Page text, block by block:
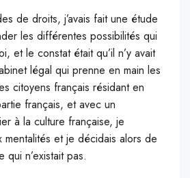
de droits, j’avais fait une étude
les différentes possibilités qui
et le constat était qu’il n’y avait
légal qui prenne en main les
citoyens français résidant en
français, et avec un
à la culture française, je
mentalités et je décidais alors de
n’existait pas.